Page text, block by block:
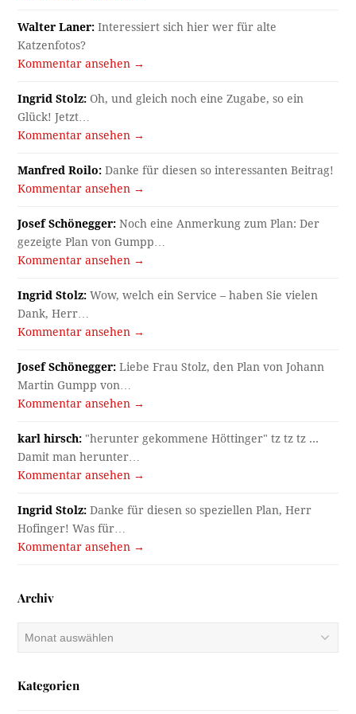
Walter Laner: Interessiert sich hier wer für alte
Katzenfotos?
Kommentar ansehen →
Ingrid Stolz: Oh, und gleich noch eine Zugabe, so ein
Glück! Jetzt…
Kommentar ansehen →
Manfred Roilo: Danke für diesen so interessanten Beitrag!
Kommentar ansehen →
Josef Schönegger: Noch eine Anmerkung zum Plan: Der
gezeigte Plan von Gumpp…
Kommentar ansehen →
Ingrid Stolz: Wow, welch ein Service – haben Sie vielen
Dank, Herr…
Kommentar ansehen →
Josef Schönegger: Liebe Frau Stolz, den Plan von Johann
Martin Gumpp von…
Kommentar ansehen →
karl hirsch: "herunter gekommene Höttinger" tz tz tz ...
Damit man herunter…
Kommentar ansehen →
Ingrid Stolz: Danke für diesen so speziellen Plan, Herr
Hofinger! Was für…
Kommentar ansehen →
Archiv
Archiv
Kategorien